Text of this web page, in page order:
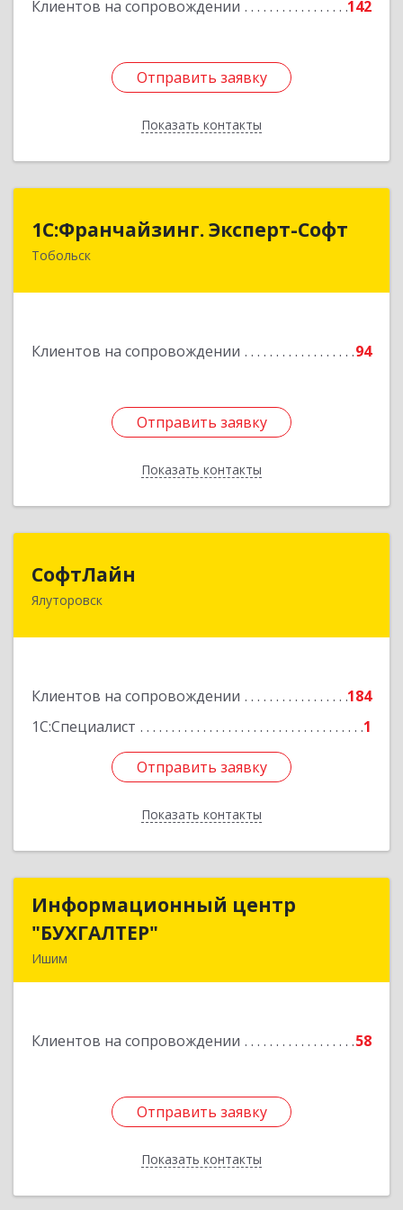
Клиентов на сопровождении 142
Отправить заявку
Показать контакты
Отправить заявку
Назад
1С:Франчайзинг. Эксперт-Софт
Тобольск
Клиентов на сопровождении 94
Отправить заявку
Показать контакты
1С:Франчайзинг. Эксперт-Софт
626150, Тюменская обл, Тобольск г, 7-й мкр,
Отправить заявку
Назад
СофтЛайн
Ялуторовск
Клиентов на сопровождении
184
1С:Специалист
1
Отправить заявку
Показать контакты
627010, Тюменская обл, Ялуторовский р-н,
Отправить заявку
Назад
Информационный центр
"БУХГАЛТЕР"
Ишим
Клиентов на сопровождении 58
Отправить заявку
Показать контакты
Информационный центр
Подробнее
Отправить заявку
Назад